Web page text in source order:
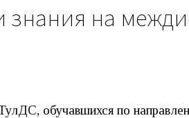
на
обучавшихся по